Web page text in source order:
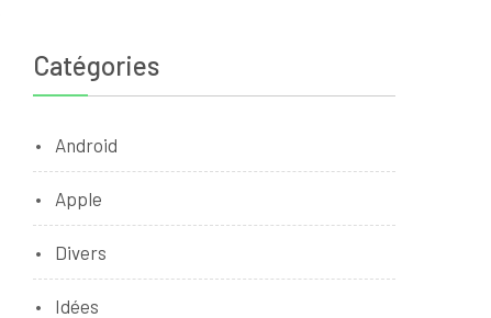
Catégories
Android
Apple
Divers
Idées